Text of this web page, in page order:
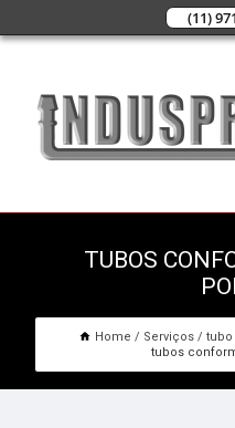
(11)
TUBOS
Home Serviços tubo
tubos